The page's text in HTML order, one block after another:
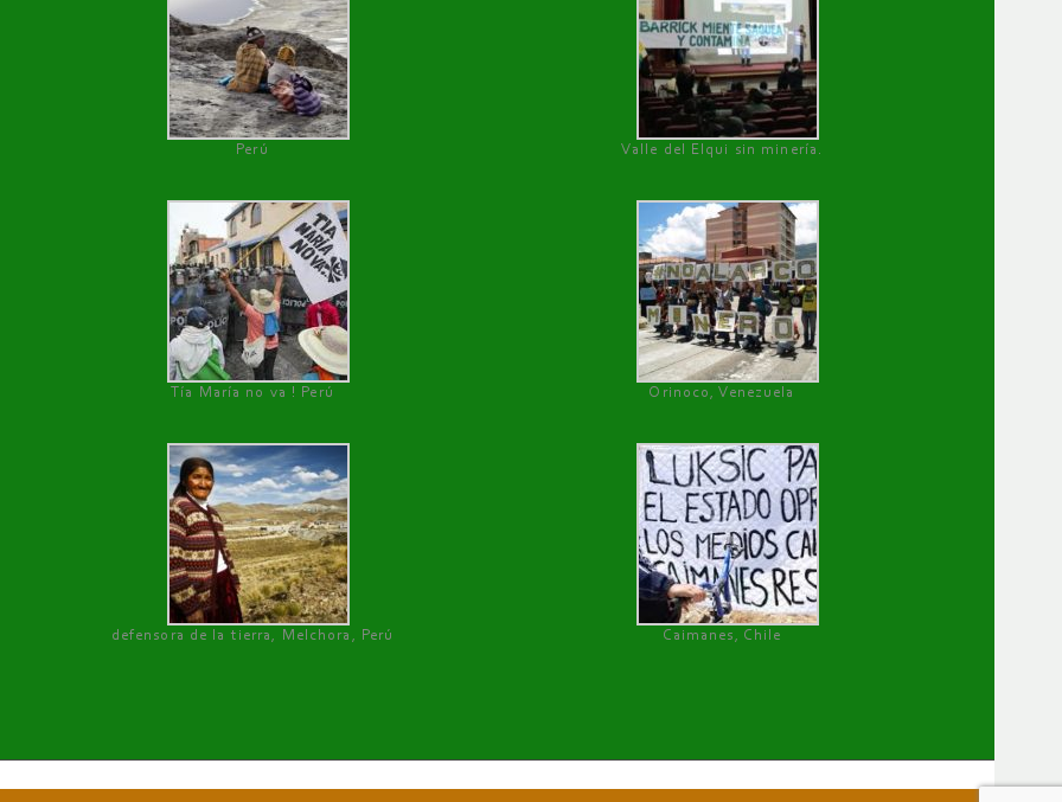
Perú Valle del Elqui sin minería.
Tía María no va ! Perú Orinoco, Venezuela
defensora de la tierra, Melchora, Perú Caimanes, Chile